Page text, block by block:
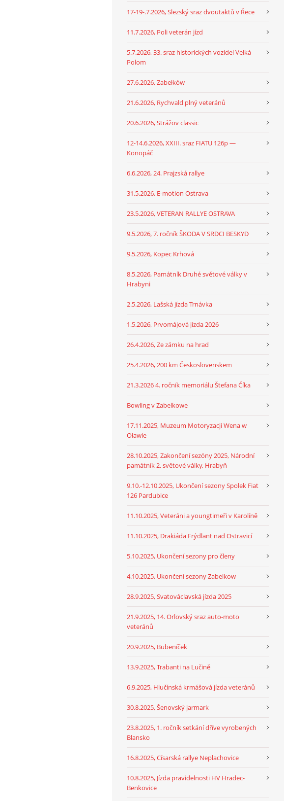
17-19-.7.2026, Slezský sraz dvoutaktů v Řece
11.7.2026, Poli veterán jízd
5.7.2026, 33. sraz historických vozidel Velká
Polom
27.6.2026, Zabełków
21.6.2026, Rychvald plný veteránů
20.6.2026, Strážov classic
12-14.6.2026, XXIII. sraz FIATU 126p —
Konopáč
6.6.2026, 24. Prajzská rallye
31.5.2026, E-motion Ostrava
23.5.2026, VETERAN RALLYE OSTRAVA
9.5.2026, 7. ročník ŠKODA V SRDCI BESKYD
9.5.2026, Kopec Krhová
8.5.2026, Památník Druhé světové války v
Hrabyni
2.5.2026, Lašská jízda Trnávka
1.5.2026, Prvomájová jízda 2026
26.4.2026, Ze zámku na hrad
25.4.2026, 200 km Československem
21.3.2026 4. ročník memoriálu Štefana Číka
Bowling v Zabelkowe
17.11.2025, Muzeum Motoryzacji Wena w
Oławie
28.10.2025, Zakončení sezóny 2025, Národní
památník 2. světové války, Hrabyň
9.10.-12.10.2025, Ukončení sezony Spolek Fiat
126 Pardubice
11.10.2025, Veteráni a youngtimeři v Karolíně
11.10.2025, Drakiáda Frýdlant nad Ostravicí
5.10.2025, Ukončení sezony pro členy
4.10.2025, Ukončení sezony Zabelkow
28.9.2025, Svatováclavská jízda 2025
21.9.2025, 14. Orlovský sraz auto-moto
veteránů
20.9.2025, Bubeníček
13.9.2025, Trabanti na Lučině
6.9.2025, Hlučínská krmášová jízda veteránů
30.8.2025, Šenovský jarmark
23.8.2025, 1. ročník setkání dříve vyrobených
Blansko
16.8.2025, Císarská rallye Neplachovice
10.8.2025, Jízda pravidelnosti HV Hradec-
Benkovice